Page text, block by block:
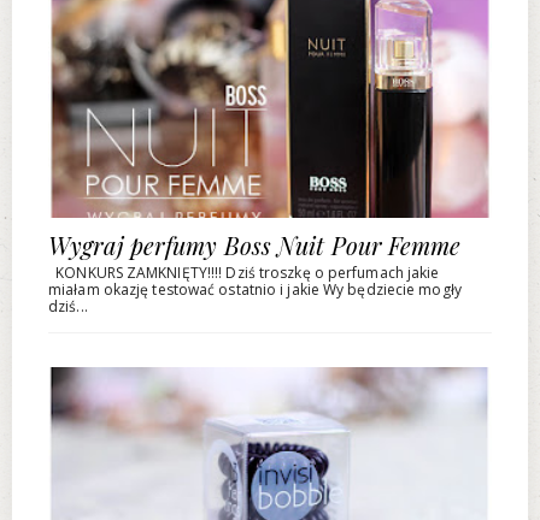
Wygraj perfumy Boss Nuit Pour Femme
KONKURS ZAMKNIĘTY!!!! Dziś troszkę o perfumach jakie
miałam okazję testować ostatnio i jakie Wy będziecie mogły
dziś...